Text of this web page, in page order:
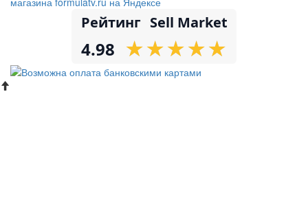
Рейтинг Sell Market
4.98 ★
★★
★★
★★
★★
★